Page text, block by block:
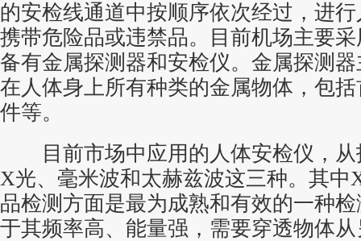
的安检线通道中按顺序依次经过，进
携带危险品或违禁品。目前机场主要
备有金属探测器和安检仪。金属探测
在人体身上所有种类的金属物体，包
件等。
目前市场中应用的人体安检仪，从
X光、毫米波和太赫兹波这三种。其中
品检测方面是最为成熟和有效的一种
于其频率高、能量强，需要穿透物体